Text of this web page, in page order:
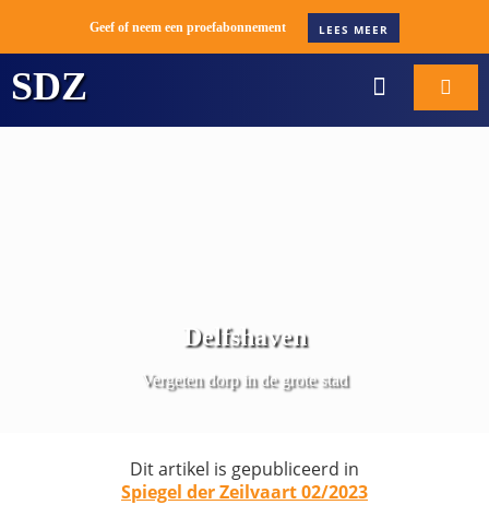
Geef of neem een proefabonnement LEES MEER
SDZ
Delfshaven
Vergeten dorp in de grote stad
Dit artikel is gepubliceerd in
Spiegel der Zeilvaart 02/2023